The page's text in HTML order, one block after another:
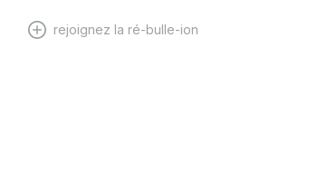
rejoignez la ré-bulle-ion